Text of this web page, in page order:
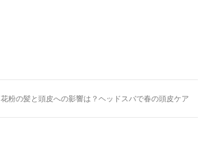
花粉の髪と頭皮への影響は？ヘッドスパで春の頭皮ケア